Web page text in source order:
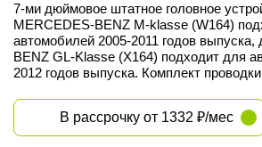
7-ми дюймовое штатное головное
MERCEDES-BENZ M-klasse (W164)
автомобилей 2005-2011 годов
BENZ GL-Klasse (X164) подходит для
2012 годов выпуска. Комплект
В рассрочку от 1332 ₽/мес